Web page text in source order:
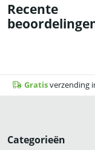
Recente
Gratisverzending
Categorieën